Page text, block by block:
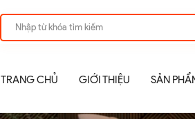
TRANG CHỦ GIỚI THIỆU SẢN